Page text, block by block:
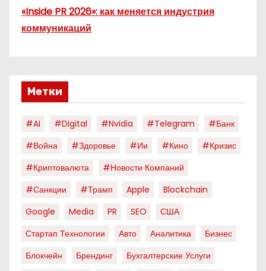
«Inside PR 2026»: как меняется индустрия
коммуникаций
Метки
#AI #digital #nvidia #telegram
#банк
#война
#здоровье #ии #кино
#кризис
#криптовалюта
#новости Компаний
#санкции
#трамп Apple
Blockchain
Google
Media PR SEO
США
Стартап Технологии
Авто Аналитика
Бизнес
Блокчейн
Брендинг
Бухгалтерские Услуги